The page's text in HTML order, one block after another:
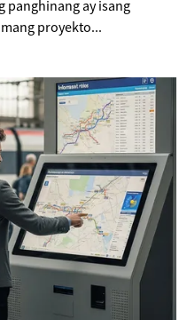
panghinang ay isang
proyekto...